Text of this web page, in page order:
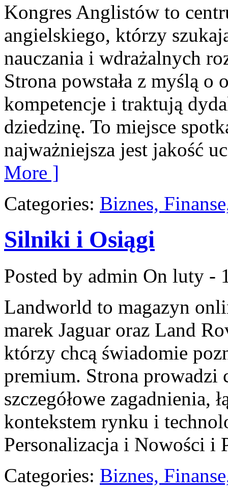
Kongres Anglistów to
angielskiego, którzy
nauczania i wdrażalnych
Strona powstała z myślą o
kompetencje i traktują
dziedzinę. To miejsce
najważniejsza jest jakość
More ]
Categories: Biznes,
Silniki i Osiągi
Posted by admin On luty -
Landworld to magazyn
marek Jaguar oraz Land
którzy chcą świadomie
premium. Strona
szczegółowe zagadnienia,
kontekstem rynku i
Personalizacja i Nowości i
Categories: Biznes,